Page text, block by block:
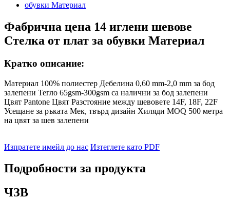
Фабрична цена 14 иглени шевове
Стелка от плат за обувки Материал
Кратко описание:
Материал 100% полиестер Дебелина 0,60 mm-2,0 mm за бод
залепени Тегло 65gsm-300gsm са налични за бод залепени
Цвят Pantone Цвят Разстояние между шевовете 14F, 18F, 22F
Усещане за ръката Мек, твърд дизайн Хиляди MOQ 500 метра
на цвят за шев залепени
Изпратете имейл до нас Изтеглете като PDF
Подробности за продукта
ЧЗВ